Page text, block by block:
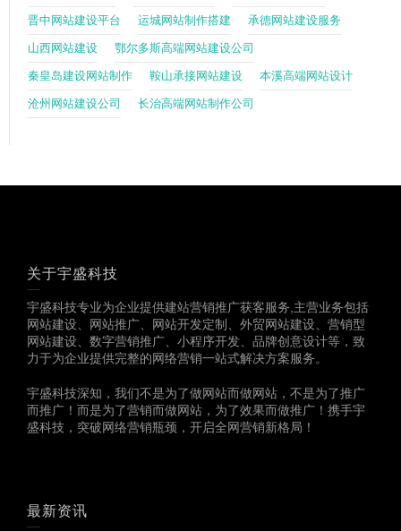
晋中网站建设平台 运城网站制作搭建 承德网站建设服务
山西网站建设 鄂尔多斯高端网站建设公司
秦皇岛建设网站制作 鞍山承接网站建设 本溪高端网站设计
沧州网站建设公司 长治高端网站制作公司
关于宇盛科技
宇盛科技专业为企业提供建站营销推广获客服务,主营业务包括
网站建设、网站推广、网站开发定制、外贸网站建设、营销型
网站建设、数字营销推广、小程序开发、品牌创意设计等，致
力于为企业提供完整的网络营销一站式解决方案服务。
宇盛科技深知，我们不是为了做网站而做网站，不是为了推广
而推广！而是为了营销而做网站，为了效果而做推广！携手宇
盛科技，突破网络营销瓶颈，开启全网营销新格局！
最新资讯